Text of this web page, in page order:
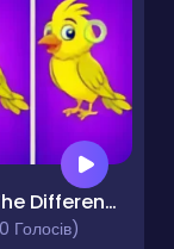
Find The Differences - Find It
Голосів)